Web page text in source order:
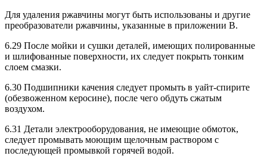
Для удаления ржавчины могут быть использованы и другие
преобразователи ржавчины, указанные в приложении В.
6.29 После мойки и сушки деталей, имеющих полированные
и шлифованные поверхности, их следует покрыть тонким
слоем смазки.
6.30 Подшипники качения следует промыть в уайт-спирите
(обезвоженном керосине), после чего обдуть сжатым
воздухом.
6.31 Детали электрооборудования, не имеющие обмоток,
следует промывать моющим щелочным раствором с
последующей промывкой горячей водой.